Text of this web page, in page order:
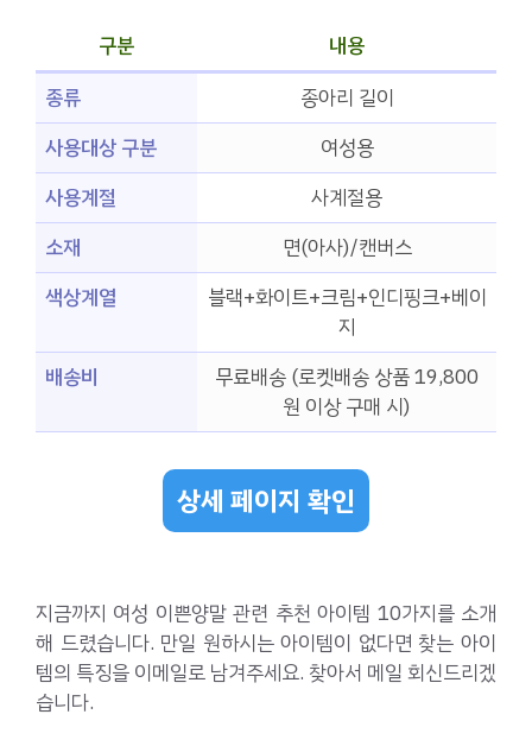
구분
내용
종류
종아리 길이
사용대상 구분
여성용
사용계절
사계절용
소재
면(아사)/캔버스
색상계열
블랙+화이트+크림+인디핑크+베이
지
배송비
무료배송 (로켓배송 상품 19,800
원 이상 구매 시)
상세 페이지 확인
지금까지 여성 이쁜양말 관련 추천 아이템 10가지를 소개
해 드렸습니다. 만일 원하시는 아이템이 없다면 찾는 아이
템의 특징을 이메일로 남겨주세요. 찾아서 메일 회신드리겠
습니다.